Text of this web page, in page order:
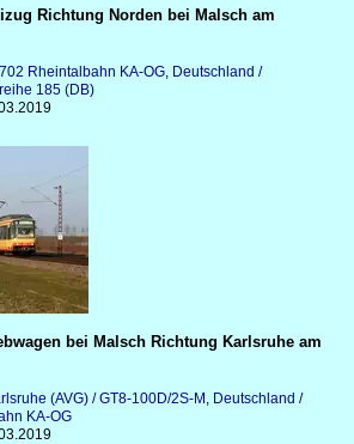
Richtung Norden bei Malsch am
Rheintalbahn KA-OG, Deutschland /
185 (DB)
bei Malsch Richtung Karlsruhe am
(AVG) / GT8-100D/2S-M , Deutschland /
KA-OG